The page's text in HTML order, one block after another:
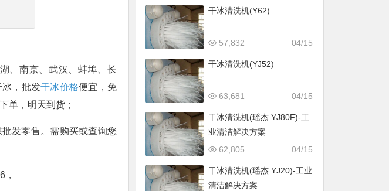
、南京、武汉、蚌埠、长
冰，批发干冰价格便宜，免
单，明天到货；
发零售。需购买或查询您
干冰清洗机(Y62)
04/15
57,832
干冰清洗机(YJ52)
04/15
63,681
干冰清洗机(瑶杰 YJ80F)-工
业清洁解决方案
04/15
62,805
干冰清洗机(瑶杰 YJ20)-工业
清洁解决方案